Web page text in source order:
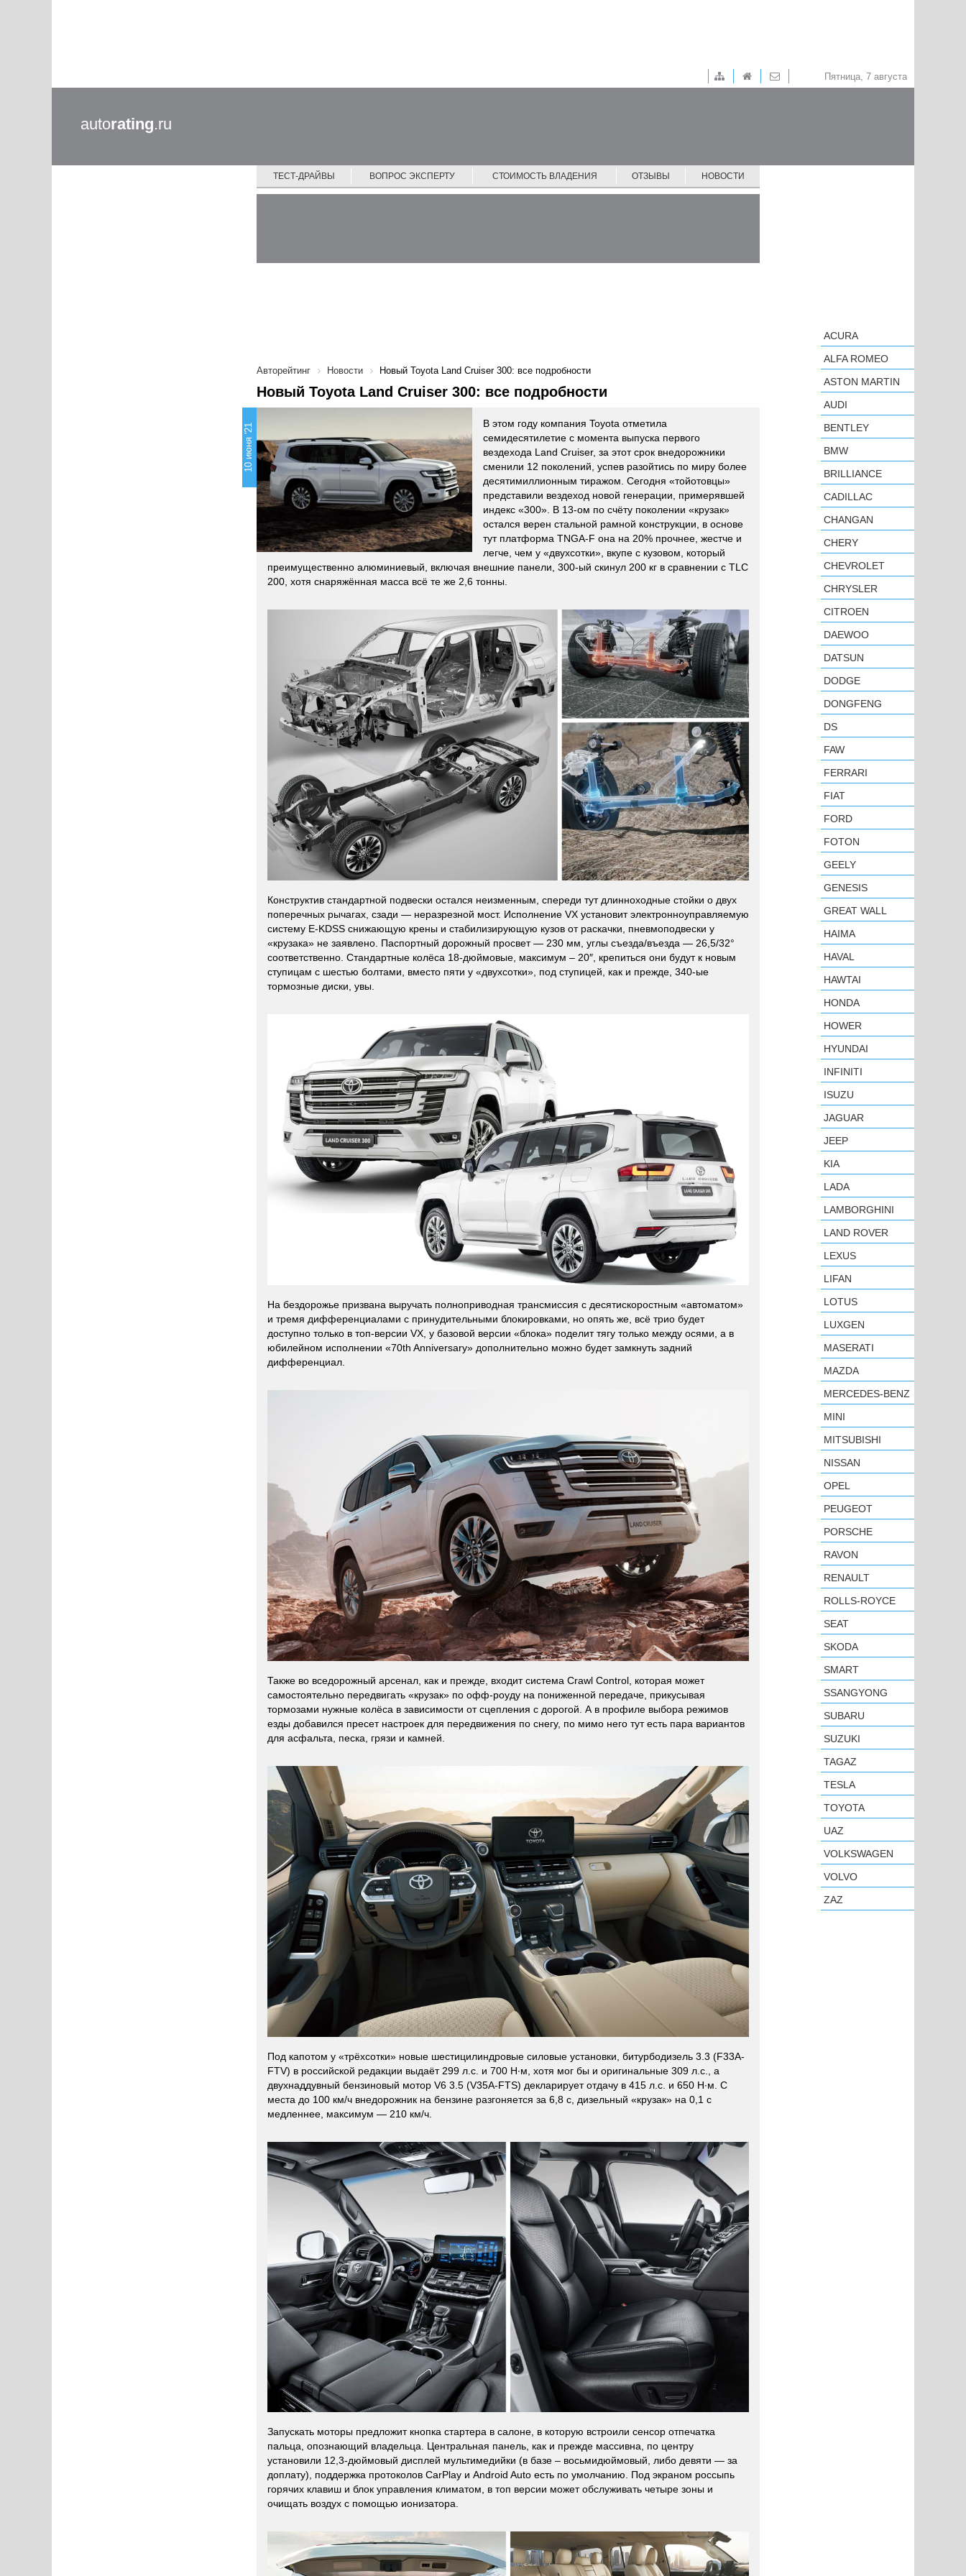
Пятница, 7 августа
autorating.ru
ТЕСТ-ДРАЙВЫ ВОПРОС ЭКСПЕРТУ СТОИМОСТЬ ВЛАДЕНИЯ ОТЗЫВЫ НОВОСТИ
Авторейтинг Новости Новый Toyota Land Cruiser 300: все подробности
Новый Toyota Land Cruiser 300: все подробности
10 июня '21
В этом году компания Toyota отметила
семидесятилетие с момента выпуска первого
вездехода Land Cruiser, за этот срок внедорожники
сменили 12 поколений, успев разойтись по миру более
десятимиллионным тиражом. Сегодня «тойотовцы»
представили вездеход новой генерации, примерявшей
индекс «300». В 13-ом по счёту поколении «крузак»
остался верен стальной рамной конструкции, в основе
тут платформа TNGA-F она на 20% прочнее, жестче и
легче, чем у «двухсотки», вкупе с кузовом, который
преимущественно алюминиевый, включая внешние панели, 300-ый скинул 200 кг в сравнении с TLC
200, хотя снаряжённая масса всё те же 2,6 тонны.
Конструктив стандартной подвески остался неизменным, спереди тут длинноходные стойки о двух
поперечных рычагах, сзади — неразрезной мост. Исполнение VX установит электронноуправляемую
систему E-KDSS снижающую крены и стабилизирующую кузов от раскачки, пневмоподвески у
«крузака» не заявлено. Паспортный дорожный просвет — 230 мм, углы съезда/въезда — 26,5/32°
соответственно. Стандартные колёса 18-дюймовые, максимум – 20″, крепиться они будут к новым
ступицам с шестью болтами, вместо пяти у «двухсотки», под ступицей, как и прежде, 340-ые
тормозные диски, увы.
На бездорожье призвана выручать полноприводная трансмиссия с десятискоростным «автоматом»
и тремя дифференциалами с принудительными блокировками, но опять же, всё трио будет
доступно только в топ-версии VX, у базовой версии «блока» поделит тягу только между осями, а в
юбилейном исполнении «70th Anniversary» дополнительно можно будет замкнуть задний
дифференциал.
Также во вседорожный арсенал, как и прежде, входит система Crawl Control, которая может
самостоятельно передвигать «крузак» по офф-роуду на пониженной передаче, прикусывая
тормозами нужные колёса в зависимости от сцепления с дорогой. А в профиле выбора режимов
езды добавился пресет настроек для передвижения по снегу, по мимо него тут есть пара вариантов
для асфальта, песка, грязи и камней.
Под капотом у «трёхсотки» новые шестицилиндровые силовые установки, битурбодизель 3.3 (F33A-
FTV) в российской редакции выдаёт 299 л.с. и 700 Н·м, хотя мог бы и оригинальные 309 л.с., а
двухнаддувный бензиновый мотор V6 3.5 (V35A-FTS) декларирует отдачу в 415 л.с. и 650 Н·м. С
места до 100 км/ч внедорожник на бензине разгоняется за 6,8 с, дизельный «крузак» на 0,1 с
медленнее, максимум — 210 км/ч.
Запускать моторы предложит кнопка стартера в салоне, в которую встроили сенсор отпечатка
пальца, опознающий владельца. Центральная панель, как и прежде массивна, по центру
установили 12,3-дюймовый дисплей мультимедийки (в базе – восьмидюймовый, либо девяти — за
доплату), поддержка протоколов CarPlay и Android Auto есть по умолчанию. Под экраном россыпь
горячих клавиш и блок управления климатом, в топ версии может обслуживать четыре зоны и
очищать воздух с помощью ионизатора.
ACURA
ALFA ROMEO
ASTON MARTIN
AUDI
BENTLEY
BMW
BRILLIANCE
CADILLAC
CHANGAN
CHERY
CHEVROLET
CHRYSLER
CITROEN
DAEWOO
DATSUN
DODGE
DONGFENG
DS
FAW
FERRARI
FIAT
FORD
FOTON
GEELY
GENESIS
GREAT WALL
HAIMA
HAVAL
HAWTAI
HONDA
HOWER
HYUNDAI
INFINITI
ISUZU
JAGUAR
JEEP
KIA
LADA
LAMBORGHINI
LAND ROVER
LEXUS
LIFAN
LOTUS
LUXGEN
MASERATI
MAZDA
MERCEDES-BENZ
MINI
MITSUBISHI
NISSAN
OPEL
PEUGEOT
PORSCHE
RAVON
RENAULT
ROLLS-ROYCE
SEAT
SKODA
SMART
SSANGYONG
SUBARU
SUZUKI
TAGAZ
TESLA
TOYOTA
UAZ
VOLKSWAGEN
VOLVO
ZAZ